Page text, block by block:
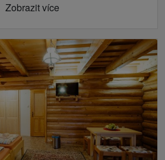
Zobrazit více